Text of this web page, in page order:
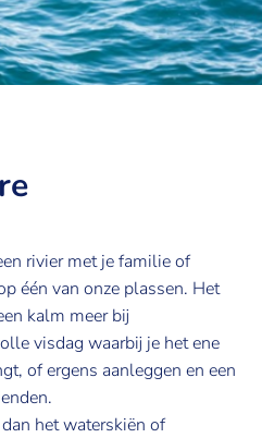
rivier met je familie of
één van onze plassen. Het
kalm meer bij
visdag waarbij je het ene
of ergens aanleggen en een
het waterskiën of